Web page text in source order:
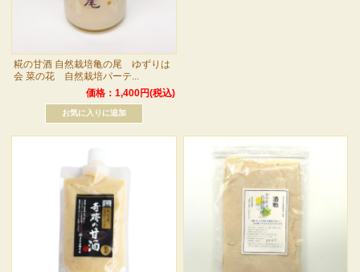
糀の甘酒 自然栽培亀の尾 ゆずりは
会 菜の花 自然栽培パーテ...
価格：1,400円(税込)